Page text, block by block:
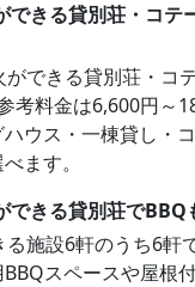
できる貸別荘・コテ
できる貸別荘・コ
考料金は6,600円～
ウス・一棟貸し・
ます。
できる貸別荘でBBQ
施設6軒のうち6軒
スペースや屋根